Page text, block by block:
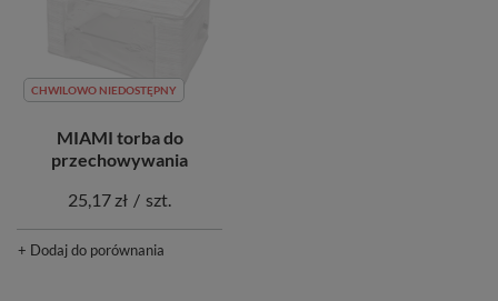
CHWILOWO NIEDOSTĘPNY
MIAMI torba do
przechowywania
25,17 zł / szt.
+ Dodaj do porównania